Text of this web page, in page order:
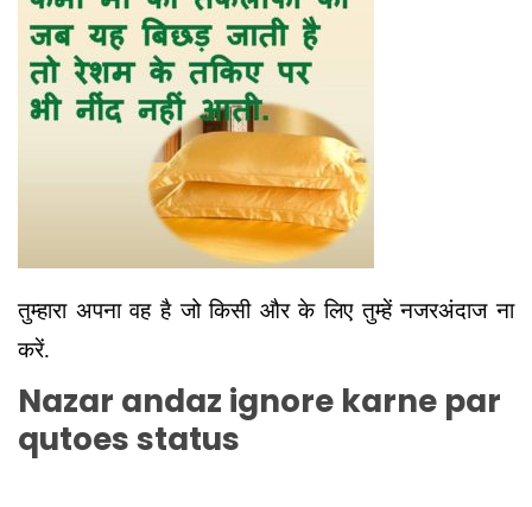
तुम्हारा अपना वह है जो किसी और के लिए तुम्हें नजरअंदाज ना
करें.
Nazar andaz ignore karne par
qutoes status